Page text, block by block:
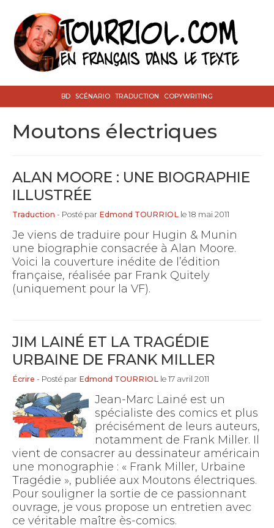
BD SCÉNARIO TRADUCTION COPYWRITING
Moutons électriques
ALAN MOORE : UNE BIOGRAPHIE
ILLUSTRÉE
Traduction - Posté par Edmond TOURRIOL le 18 mai 2011
Je viens de traduire pour Hugin & Munin
une biographie consacrée à Alan Moore.
Voici la couverture inédite de l’édition
française, réalisée par Frank Quitely
(uniquement pour la VF).
JIM LAINÉ ET LA TRAGÉDIE
URBAINE DE FRANK MILLER
Écrire - Posté par Edmond TOURRIOL le 17 avril 2011
Jean-Marc Lainé est un
spécialiste des comics et plus
précisément de leurs auteurs,
notamment de Frank Miller. Il
vient de consacrer au dessinateur américain
une monographie : « Frank Miller, Urbaine
Tragédie », publiée aux Moutons électriques.
Pour souligner la sortie de ce passionnant
ouvrage, je vous propose un entretien avec
ce véritable maître ès-comics.